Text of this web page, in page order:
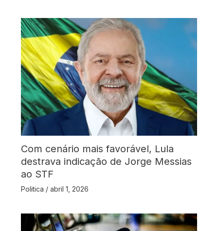
Com cenário mais favorável, Lula
destrava indicação de Jorge Messias
ao STF
Politica / abril 1, 2026